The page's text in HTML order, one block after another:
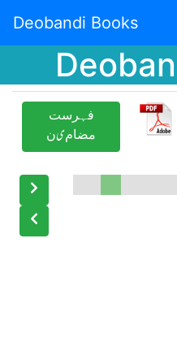
Deobandi Books
ﻓﮩﺮﺳﺖ
ﻣﻀﺎﻡیﻥ